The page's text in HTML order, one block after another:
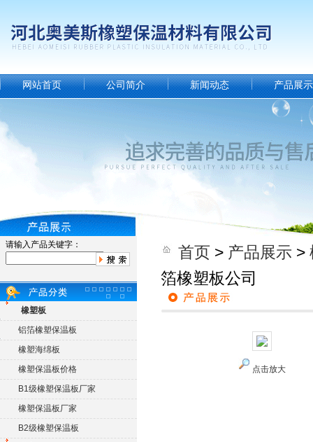
网站首页 公司简介 新闻动态 产品展示
请输入产品关键字：
橡塑板
铝箔橡塑保温板
橡塑海绵板
橡塑保温板价格
B1级橡塑保温板厂家
橡塑保温板厂家
B2级橡塑保温板
首页 > 产品展示 >
箔橡塑板公司
点击放大